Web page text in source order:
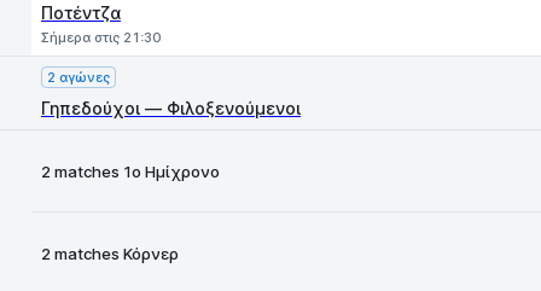
Ποτέντζα
Σήμερα στις 21:30
2 αγώνες
Γηπεδούχοι — Φιλοξενούμενοι
2 matches 1ο Ημίχρονο
2 matches Κόρνερ